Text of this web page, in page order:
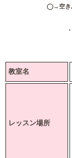
◯→空き
教室名
レッスン場所